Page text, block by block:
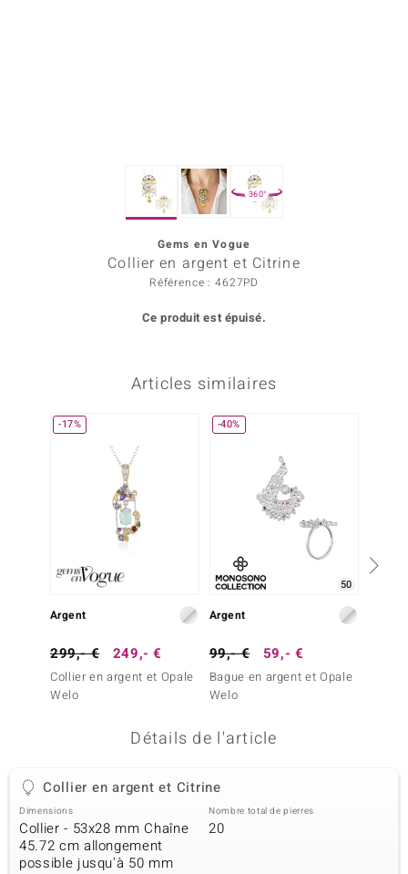
360°
Gems en Vogue
Collier en argent et Citrine
Référence : 4627PD
Ce produit est épuisé.
Articles similaires
-17%
Argent
299,- € 249,- €
Collier en argent et Opale
Welo
-40%
50
Argent
99,- € 59,- €
Bague en argent et Opale
Welo
Détails de l'article
Collier en argent et Citrine
Dimensions
Collier - 53x28 mm Chaîne
45.72 cm allongement
possible jusqu'à 50 mm
Nombre total de pierres
20